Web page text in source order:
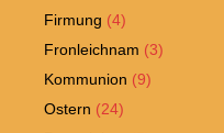
Firmung (4)
Fronleichnam (3)
Kommunion (9)
Ostern (24)